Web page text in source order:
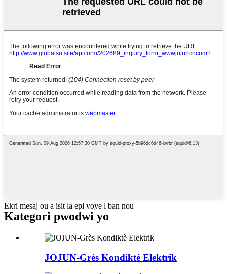
Ekri mesaj ou a isit la epi voye l ban nou
Kategori pwodwi yo
JOJUN-Grès Kondiktè Elektrik